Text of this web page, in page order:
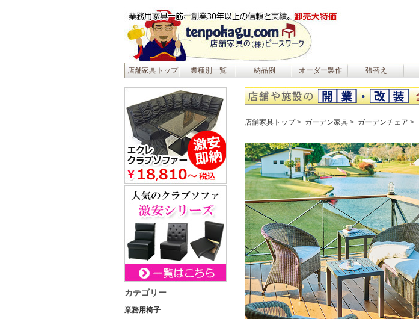
店舗家具トップ 業種別一覧 納品例 オーダー製作 張替え
店舗家具トップ ガーデン家具 ガーデンチェア
カテゴリー
業務用椅子